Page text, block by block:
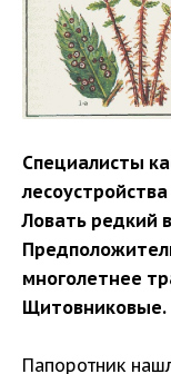
Специалисты
Ловать редкий
многолетнее
Щитовниковые.
Папоротник